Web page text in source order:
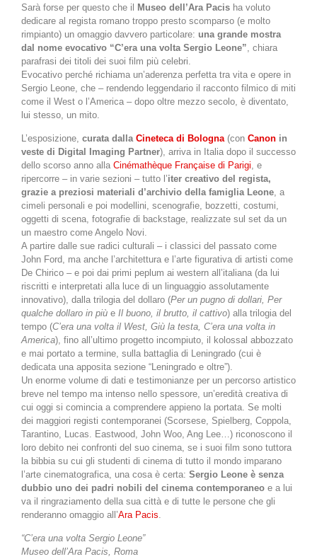
Sarà forse per questo che il Museo dell’Ara Pacis ha voluto
dedicare al regista romano troppo presto scomparso (e molto
rimpianto) un omaggio davvero particolare: una grande mostra
dal nome evocativo “C’era una volta Sergio Leone” , chiara
parafrasi dei titoli dei suoi film più celebri.
Evocativo perché richiama un’aderenza perfetta tra vita e opere in
Sergio Leone, che – rendendo leggendario il racconto filmico di miti
come il West o l’America – dopo oltre mezzo secolo, è diventato,
lui stesso, un mito.
L’esposizione, curata dalla Cineteca di Bologna(con Canon in
veste di Digital Imaging Partner), arriva in Italia dopo il successo
dello scorso anno alla Cinémathèque Française di Parigi, e
ripercorre – in varie sezioni – tutto l’iter creativo del regista,
grazie a preziosi materiali d’archivio della famiglia Leone, a
cimeli personali e poi modellini, scenografie, bozzetti, costumi,
oggetti di scena, fotografie di backstage, realizzate sul set da un
un maestro come Angelo Novi.
A partire dalle sue radici culturali – i classici del passato come
John Ford, ma anche l’architettura e l’arte figurativa di artisti come
De Chirico – e poi dai primi peplum ai western all’italiana (da lui
riscritti e interpretati alla luce di un linguaggio assolutamente
innovativo), dalla trilogia del dollaro (Per un pugno di dollari, Per
qualche dollaro in più e Il buono, il brutto, il cattivo) alla trilogia del
tempo (C’era una volta il West, Giù la testa, C’era una volta in
America), fino all’ultimo progetto incompiuto, il kolossal abbozzato
e mai portato a termine, sulla battaglia di Leningrado (cui è
dedicata una apposita sezione “Leningrado e oltre”).
Un enorme volume di dati e testimonianze per un percorso artistico
breve nel tempo ma intenso nello spessore, un’eredità creativa di
cui oggi si comincia a comprendere appieno la portata. Se molti
dei maggiori registi contemporanei (Scorsese, Spielberg, Coppola,
Tarantino, Lucas. Eastwood, John Woo, Ang Lee…) riconoscono il
loro debito nei confronti del suo cinema, se i suoi film sono tuttora
la bibbia su cui gli studenti di cinema di tutto il mondo imparano
l’arte cinematografica, una cosa è certa: Sergio Leone è senza
dubbio uno dei padri nobili del cinema contemporaneo e a lui
va il ringraziamento della sua città e di tutte le persone che gli
renderanno omaggio all’Ara Pacis.
“C’era una volta Sergio Leone”
Museo dell’Ara Pacis, Roma